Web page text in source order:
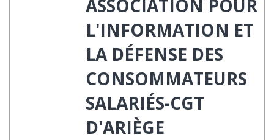
ASSOCIATION POUR
L'INFORMATION ET
LA DÉFENSE DES
CONSOMMATEURS
SALARIÉS-CGT
D'ARIÈGE